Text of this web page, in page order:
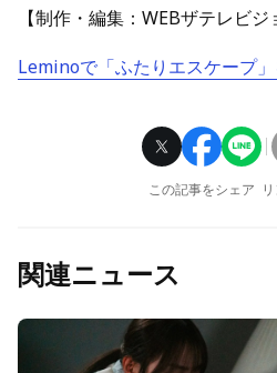
【制作・編集：WEBザテレビジ
Leminoで「ふたりエスケープ
この記事をシェア
関連ニュース